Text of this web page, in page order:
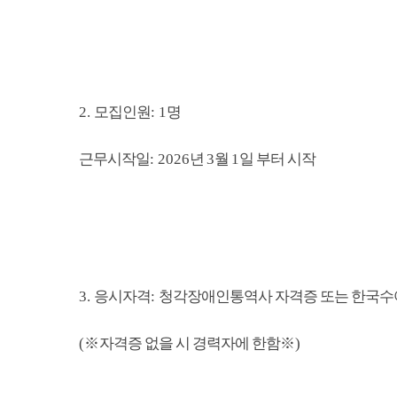
2. 모집인원: 1명
근무시작일: 2026년 3월 1일 부터 시작
3. 응시자격: 청각장애인통역사 자격증 또는 한국
(※자격증 없을 시 경력자에 한함※)